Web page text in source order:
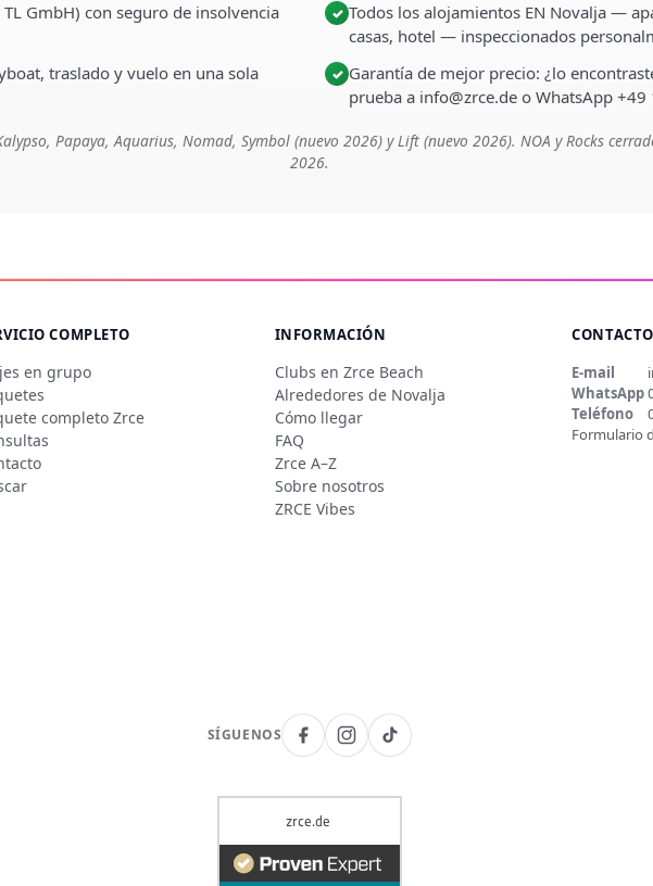
GmbH) con seguro de insolvencia ✓ Todos los alojamientos EN Novalja —
casas, hotel — inspeccionados
traslado y vuelo en una sola
✓ Garantía de mejor precio: ¿lo
prueba a info@zrce.de o WhatsApp
Papaya, Aquarius, Nomad, Symbol (nuevo 2026) y Lift (nuevo 2026). NOA y Rocks
2026.
COMPLETO
en grupo
completo Zrce
INFORMACIÓN
Clubs en Zrce Beach
Alrededores de Novalja
Cómo llegar
FAQ
Zrce A–Z
Sobre nosotros
ZRCE Vibes
CONTACTO
E-mail
WhatsApp
Teléfono
Formulario
SÍGUENOS